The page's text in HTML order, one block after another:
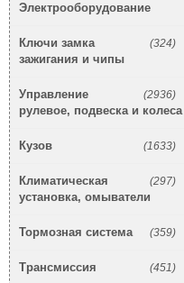
Электрооборудование
(324)
Ключи замка
зажигания и чипы
(2936)
Управление
рулевое, подвеска и колеса
(1633)
Кузов
(297)
Климатическая
установка, омыватели
(359)
Тормозная система
(451)
Трансмиссия